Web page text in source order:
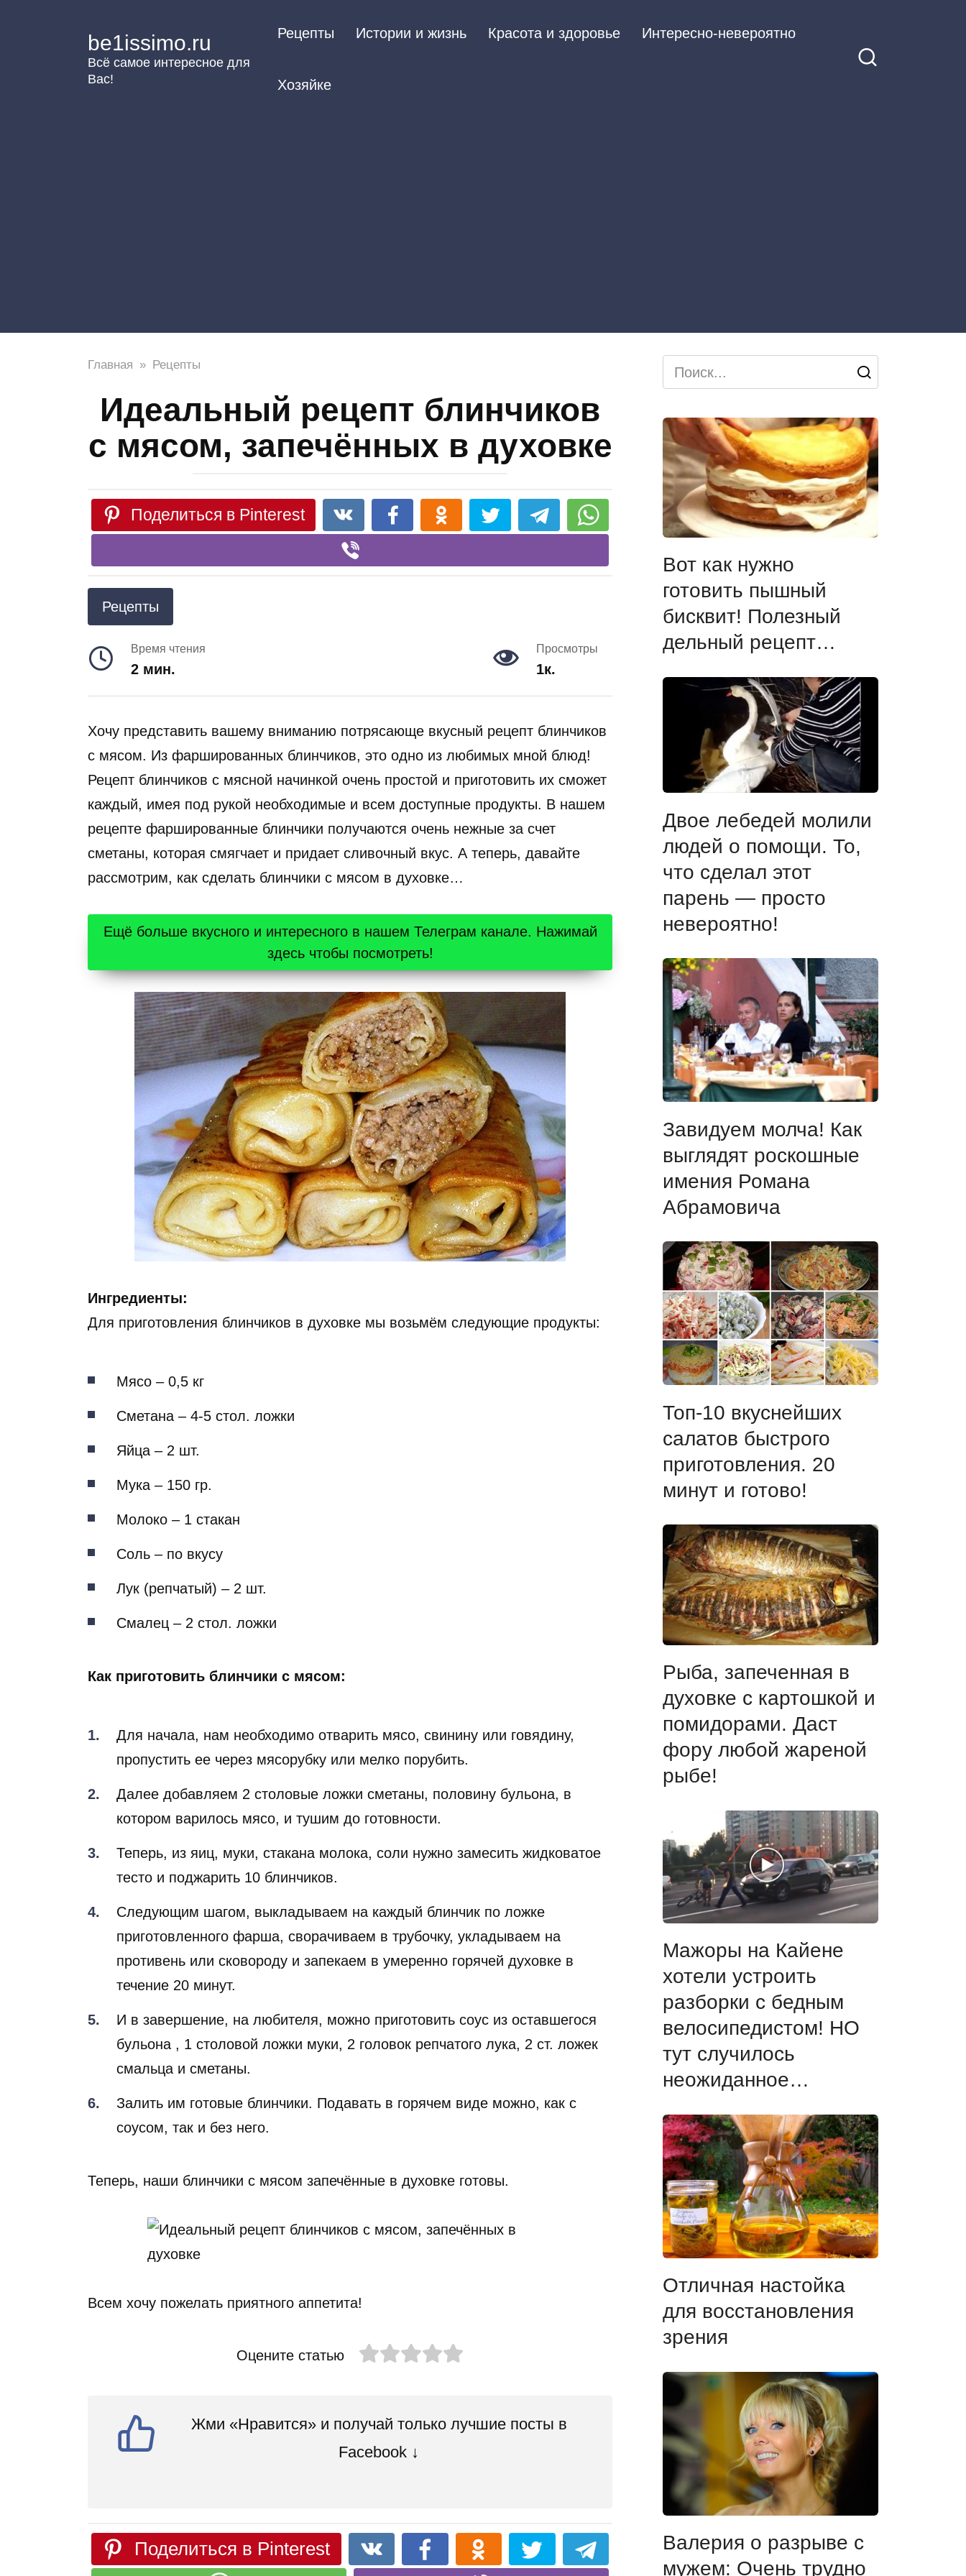
be1issimo.ru
Всё самое интересное для
Вас!
Рецепты Истории и жизнь Красота и здоровье Интересно-невероятно
Хозяйке
Главная » Рецепты
Идеальный рецепт блинчиков
с мясом, запечённых в духовке
Поделиться в Pinterest
Рецепты
Время чтения
2 мин.
Просмотры
1к.
Хочу представить вашему вниманию потрясающе вкусный рецепт блинчиков
с мясом. Из фаршированных блинчиков, это одно из любимых мной блюд!
Рецепт блинчиков с мясной начинкой очень простой и приготовить их сможет
каждый, имея под рукой необходимые и всем доступные продукты. В нашем
рецепте фаршированные блинчики получаются очень нежные за счет
сметаны, которая смягчает и придает сливочный вкус. А теперь, давайте
рассмотрим, как сделать блинчики с мясом в духовке…
Ещё больше вкусного и интересного в нашем Телеграм канале. Нажимай
здесь чтобы посмотреть!
Ингредиенты:
Для приготовления блинчиков в духовке мы возьмём следующие продукты:
Мясо – 0,5 кг
Сметана – 4-5 стол. ложки
Яйца – 2 шт.
Мука – 150 гр.
Молоко – 1 стакан
Соль – по вкусу
Лук (репчатый) – 2 шт.
Смалец – 2 стол. ложки
Как приготовить блинчики с мясом:
Для начала, нам необходимо отварить мясо, свинину или говядину,
пропустить ее через мясорубку или мелко порубить.
Далее добавляем 2 столовые ложки сметаны, половину бульона, в
котором варилось мясо, и тушим до готовности.
Теперь, из яиц, муки, стакана молока, соли нужно замесить жидковатое
тесто и поджарить 10 блинчиков.
Следующим шагом, выкладываем на каждый блинчик по ложке
приготовленного фарша, сворачиваем в трубочку, укладываем на
противень или сковороду и запекаем в умеренно горячей духовке в
течение 20 минут.
И в завершение, на любителя, можно приготовить соус из оставшегося
бульона , 1 столовой ложки муки, 2 головок репчатого лука, 2 ст. ложек
смальца и сметаны.
Залить им готовые блинчики. Подавать в горячем виде можно, как с
соусом, так и без него.
Теперь, наши блинчики с мясом запечённые в духовке готовы.
Всем хочу пожелать приятного аппетита!
Оцените статью
Жми «Нравится» и получай только лучшие посты в
Facebook ↓
Поделиться в Pinterest
Search
for:
Вот как нужно
готовить пышный
бисквит! Полезный
дельный рецепт…
Двое лебедей молили
людей о помощи. То,
что сделал этот
парень — просто
невероятно!
Завидуем молча! Как
выглядят роскошные
имения Романа
Абрамовича
Топ-10 вкуснейших
салатов быстрого
приготовления. 20
минут и готово!
Рыба, запеченная в
духовке с картошкой и
помидорами. Даст
фору любой жареной
рыбе!
Мажоры на Кайене
хотели уcтроить
разборки с бедным
велосипедистом! НО
тут случилось
неожиданное…
Отличная настойка
для восстановления
зрения
Валерия о разрыве с
мужем: Очень трудно